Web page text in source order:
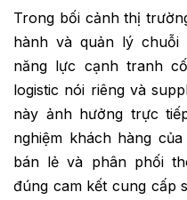
Trong bối cảnh thị
hành và quản lý
năng lực cạnh tranh
logistic nói riêng và
này ảnh hưởng trực
nghiệm khách hàng
bán lẻ và phân phối
đúng cam kết cung cấp